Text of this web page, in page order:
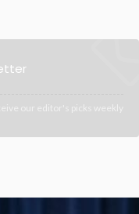
our editor's picks weekly